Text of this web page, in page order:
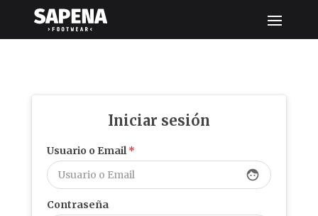
Iniciar sesión
Usuario o Email *
face
Contraseña